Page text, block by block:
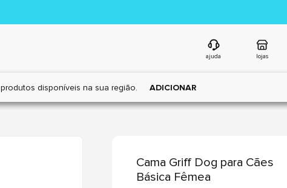
ajuda lojas
produtos disponíveis na sua região. ADICIONAR
Cama Griff Dog para Cães
Básica Fêmea